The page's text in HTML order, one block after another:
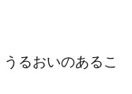
るおいのあるこ